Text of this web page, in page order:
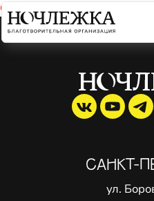
Cannot find 'interview'
САНКТ-
ул.